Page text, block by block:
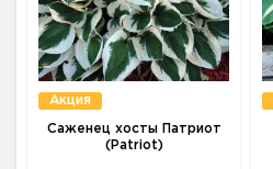
Акция
Саженец хосты Патриот
(Patriot)